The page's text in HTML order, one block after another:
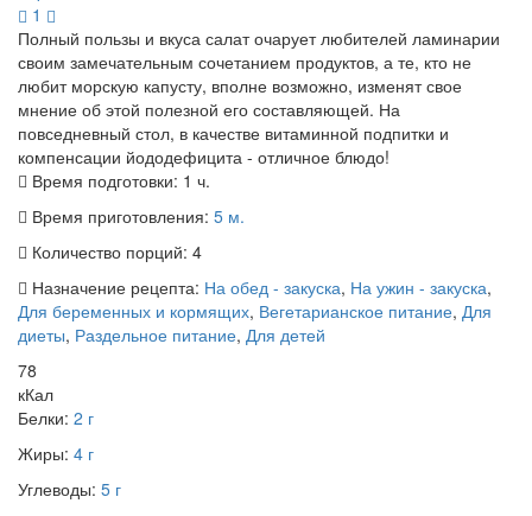
1
Полный пользы и вкуса салат очарует любителей ламинарии
своим замечательным сочетанием продуктов, а те, кто не
любит морскую капусту, вполне возможно, изменят свое
мнение об этой полезной его составляющей. На
повседневный стол, в качестве витаминной подпитки и
компенсации йододефицита - отличное блюдо!
Время подготовки: 1 ч.
Время приготовления: 5 м.
Количество порций: 4
Назначение рецепта: На обед - закуска, На ужин - закуска,
Для беременных и кормящих, Вегетарианское питание, Для
диеты, Раздельное питание, Для детей
78
кКал
Белки: 2 г
Жиры: 4 г
Углеводы: 5 г